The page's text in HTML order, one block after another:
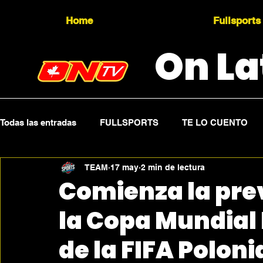
Home Fullsports
On
Todas las entradas FULLSPORTS TE LO CUENTO
Topicality PRESS RELEASE Press Sports
Comienza la
la Copa
de la FIFA
TEAM 17 may 2 min de lectura